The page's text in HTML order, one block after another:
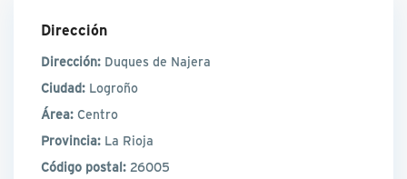
Dirección
Dirección: Duques de Najera
Ciudad: Logroño
Área: Centro
Provincia: La Rioja
Código postal: 26005